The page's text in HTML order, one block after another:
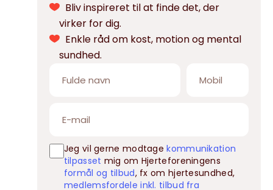
Bliv inspireret til at finde det, der
virker for dig.
Enkle råd om kost, motion og mental
sundhed.
Jeg vil gerne modtagekommunikation
tilpasset mig om Hjerteforeningens
formål og tilbud, fx om hjertesundhed,
medlemsfordele inkl. tilbud fra